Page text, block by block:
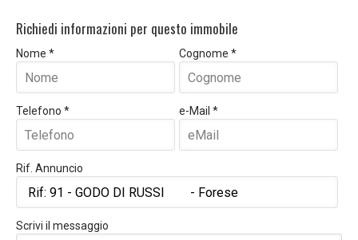
Richiedi informazioni per questo immobile
Nome * Cognome *
Telefono * e-Mail *
Rif. Annuncio
Scrivi il messaggio